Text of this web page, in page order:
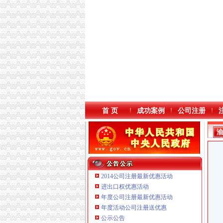
首 页 成功案例 公司注册
2014公司注册最新优惠活动
进出口权优惠活动
年度公司注册最新优惠活动
年度活动公司注册送优惠
公示公告
重庆海谛升进出口贸易有限公司 渝北100万 （
重庆逸道医疗器械有限公司
重庆泰盛贷款咨询有限公司 渝高 （工商注册）